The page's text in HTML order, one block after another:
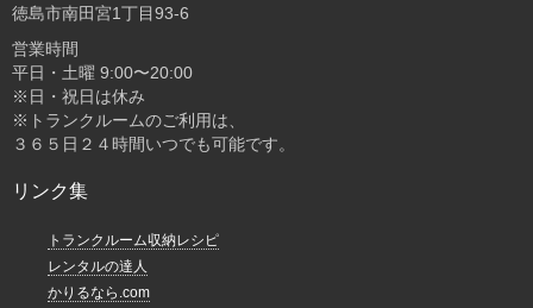
徳島市南田宮1丁目93-6
営業時間
平日・土曜 9:00〜20:00
※日・祝日は休み
※トランクルームのご利用は、
３６５日２４時間いつでも可能です。
リンク集
トランクルーム収納レシピ
レンタルの達人
かりるなら.com